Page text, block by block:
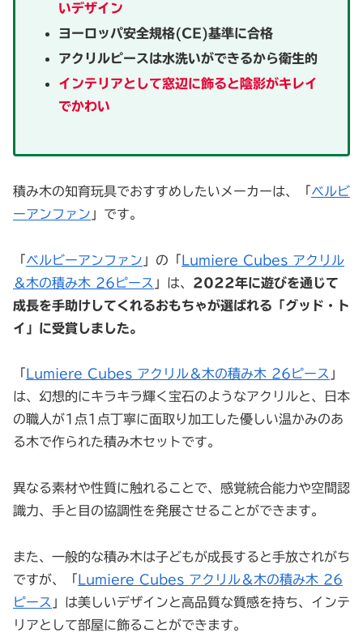
いデザイン
ヨーロッパ安全規格(CE)基準に合格
アクリルピースは水洗いができるから衛生的
インテリアとして窓辺に飾ると陰影がキレイ
でかわい
積み木の知育玩具でおすすめしたいメーカーは、「 ベルビ
ーアンファン 」です。
「ベルビーアンファン 」の「Lumiere Cubes アクリル
＆木の積み木 26ピース 」は、 2022年に遊びを通じて
成長を手助けしてくれるおもちゃが選ばれる「グッド・ト
イ」に受賞しました。
「 Lumiere Cubes アクリル＆木の積み木 26ピース 」
は、幻想的にキラキラ輝く宝石のようなアクリルと、日本
の職人が1点1点丁寧に面取り加工した優しい温かみのあ
る木で作られた積み木セットです。
異なる素材や性質に触れることで、感覚統合能力や空間認
識力、手と目の協調性を発展させることができます。
また、一般的な積み木は子どもが成長すると手放されがち
ですが、「
Lumiere Cubes アクリル＆木の積み木 26
ピース 」は美しいデザインと高品質な質感を持ち、インテ
リアとして部屋に飾ることができます。